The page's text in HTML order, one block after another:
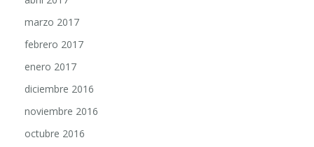
marzo 2017
febrero 2017
enero 2017
diciembre 2016
noviembre 2016
octubre 2016
septiembre 2016